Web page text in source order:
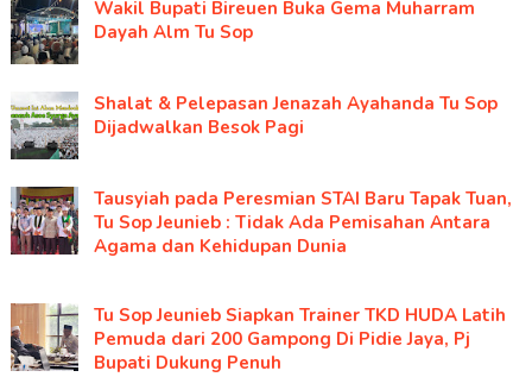
Wakil Bupati Bireuen Buka Gema Muharram
Dayah Alm Tu Sop
Shalat & Pelepasan Jenazah Ayahanda Tu Sop
Dijadwalkan Besok Pagi
Tausyiah pada Peresmian STAI Baru Tapak Tuan,
Tu Sop Jeunieb : Tidak Ada Pemisahan Antara
Agama dan Kehidupan Dunia
Tu Sop Jeunieb Siapkan Trainer TKD HUDA Latih
Pemuda dari 200 Gampong Di Pidie Jaya, Pj
Bupati Dukung Penuh